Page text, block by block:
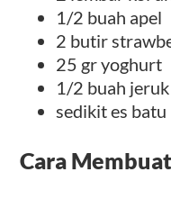
1/2 buah apel
2 butir
25 gr yoghurt
1/2 buah
sedikit es batu
Cara